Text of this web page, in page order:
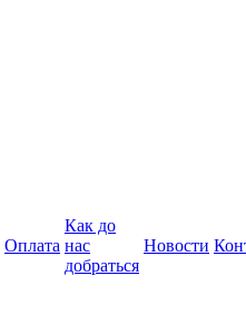
Оплата
Как до
нас
добраться
Новости